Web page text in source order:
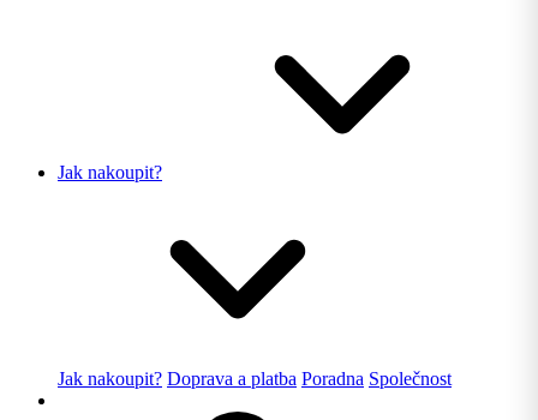
Jak nakoupit?
Jak nakoupit? Doprava a platba Poradna Společnost